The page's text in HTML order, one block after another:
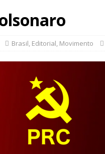
Brasil, Editorial, Movimento